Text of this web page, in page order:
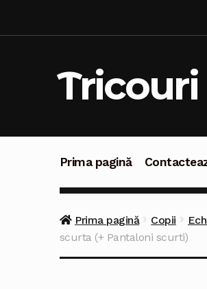
Prima pagină
Prima pagină Copii
scurta (+ Pantaloni scurti)